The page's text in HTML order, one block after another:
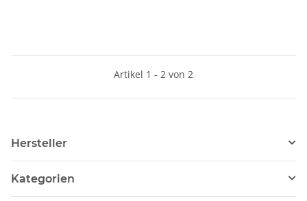
Artikel 1 - 2 von 2
Hersteller
Kategorien